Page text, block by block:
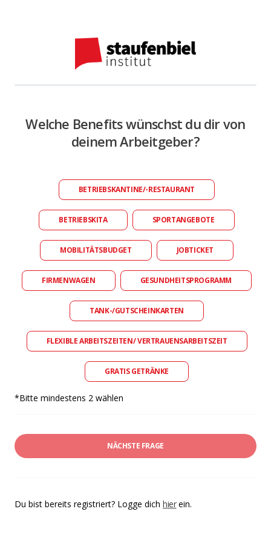
Welche Benefits wünschst du dir von
deinem Arbeitgeber?
BETRIEBSKANTINE/-RESTAURANT
BETRIEBSKITA SPORTANGEBOTE
MOBILITÄTSBUDGET JOBTICKET
FIRMENWAGEN GESUNDHEITSPROGRAMM
TANK-/GUTSCHEINKARTEN
FLEXIBLE ARBEITSZEITEN/ VERTRAUENSARBEITSZEIT
GRATIS GETRÄNKE
*Bitte mindestens 2 wählen
NÄCHSTE FRAGE
Du bist bereits registriert? Logge dich hierein.